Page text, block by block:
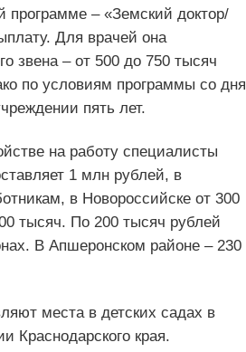
программе – «Земский доктор/
Для врачей она
звена – от 500 до 750 тысяч
по условиям программы со дня
пять лет.
на работу специалисты
1 млн рублей, в
в Новороссийске от 300
тысяч. По 200 тысяч рублей
В Апшеронском районе – 230
места в детских садах в
Краснодарского края.